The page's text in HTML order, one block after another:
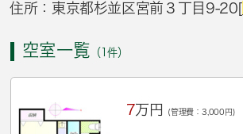
住所：東京都杉並区宮前３丁目9-20[
空室一覧 （1件）
7万円 (管理費：3,000円)